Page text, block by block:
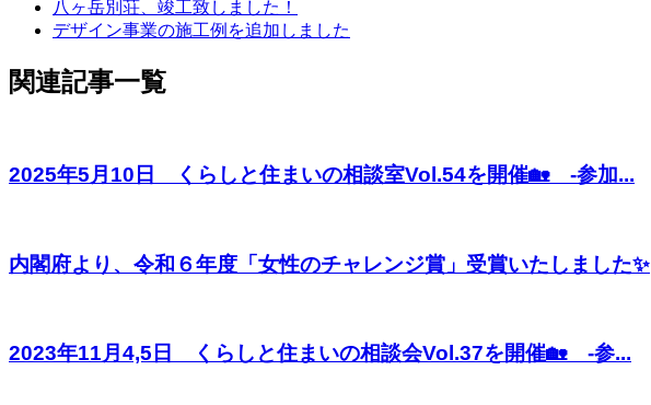
八ヶ岳別荘、竣工致しました！
デザイン事業の施工例を追加しました
関連記事一覧
2025年5月10日 くらしと住まいの相談室Vol.54を開催🏡 -参加...
内閣府より、令和６年度「女性のチャレンジ賞」受賞いたしました✨
2023年11月4,5日 くらしと住まいの相談会Vol.37を開催🏡 -参...